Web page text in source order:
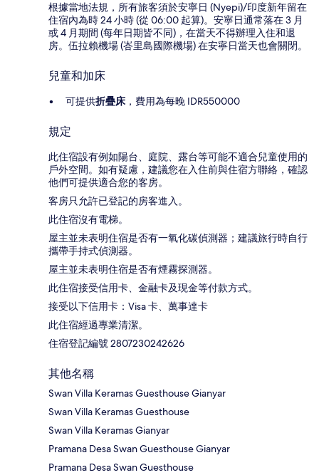
根據當地法規，所有旅客須於安寧日 (Nyepi)/印度新年留在
住宿內為時 24 小時 (從 06:00 起算)。安寧日通常落在 3 月
或 4 月期間 (每年日期皆不同)，在當天不得辦理入住和退
房。伍拉賴機場 (峇里島國際機場) 在安寧日當天也會關閉。
兒童和加床
可提供折疊床 ，費用為每晚 IDR550000
規定
此住宿設有例如陽台、庭院、露台等可能不適合兒童使用的
戶外空間。如有疑慮，建議您在入住前與住宿方聯絡，確認
他們可提供適合您的客房。
客房只允許已登記的房客進入。
此住宿沒有電梯。
屋主並未表明住宿是否有一氧化碳偵測器；建議旅行時自行
攜帶手持式偵測器。
屋主並未表明住宿是否有煙霧探測器。
此住宿接受信用卡、金融卡及現金等付款方式。
接受以下信用卡：Visa 卡、萬事達卡
此住宿經過專業清潔。
住宿登記編號 2807230242626
其他名稱
Swan Villa Keramas Guesthouse Gianyar
Swan Villa Keramas Guesthouse
Swan Villa Keramas Gianyar
Pramana Desa Swan Guesthouse Gianyar
Pramana Desa Swan Guesthouse